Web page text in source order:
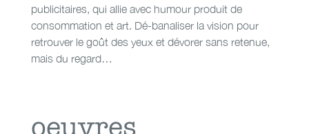
publicitaires, qui allie avec humour produit de
consommation et art. Dé-banaliser la vision pour
retrouver le goût des yeux et dévorer sans retenue,
mais du regard…
oeuvres